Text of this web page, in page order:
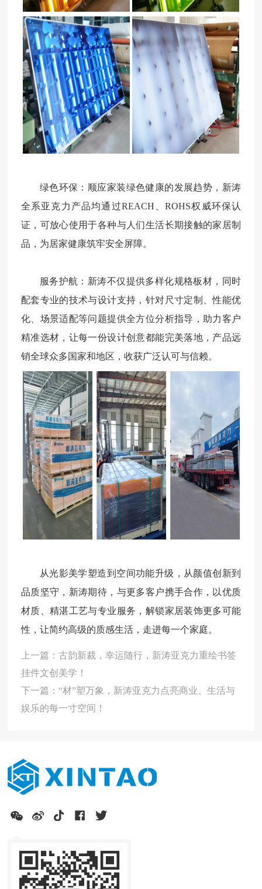
绿色环保：顺应家装绿色健康的发展趋势，新涛
全系亚克力产品均通过REACH、ROHS权威环保认
证，可放心使用于各种与人们生活长期接触的家居制
品，为居家健康筑牢安全屏障。
服务护航：新涛不仅提供多样化规格板材，同时
配套专业的技术与设计支持，针对尺寸定制、性能优
化、场景适配等问题提供全方位分析指导，助力客户
精准选材，让每一份设计创意都能完美落地，产品远
销全球众多国家和地区，收获广泛认可与信赖。
从光影美学塑造到空间功能升级，从颜值创新到
品质坚守，新涛期待，与更多客户携手合作，以优质
材质、精湛工艺与专业服务，解锁家居装饰更多可能
性，让简约高级的质感生活，走进每一个家庭。
上一篇：古韵新裁，幸运随行，新涛亚克力重绘书签
挂件文创美学！
下一篇：“材”塑万象，新涛亚克力点亮商业、生活与
娱乐的每一寸空间！